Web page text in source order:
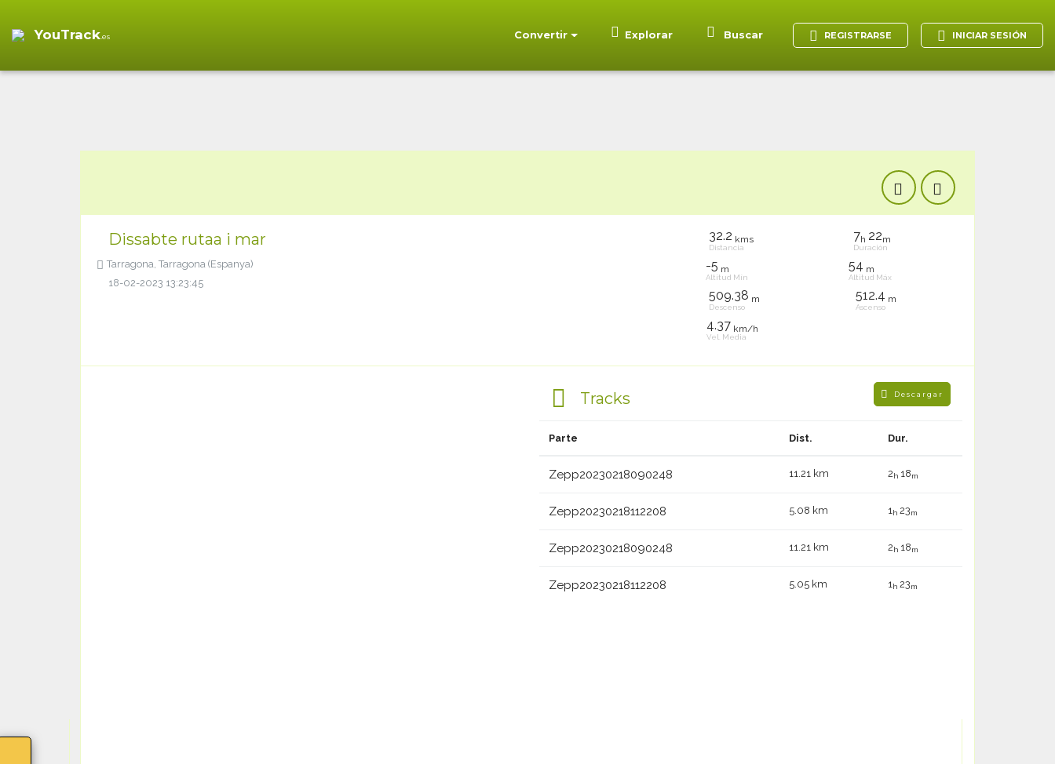
YouTrack.es Convertir Explorar Buscar REGISTRARSE INICIAR SESIÓN
Dissabte rutaa i mar
Tarragona, Tarragona (Espanya)
18-02-2023 13:23:45
32.2 kms
Distancia
7h 22m
Duración
-5 m
Altitud Mín
54 m
Altitud Máx
509.38 m
Descenso
512.4 m
Ascenso
4.37 km/h
Vel. Media
Tracks Descargar
Parte Dist. Dur.
Zepp20230218090248 11.21 km 2 h 18m
Zepp20230218112208 5.08 km 1h 23m
Zepp20230218090248 11.21 km 2 h 18m
Zepp20230218112208 5.05 km 1h 23m